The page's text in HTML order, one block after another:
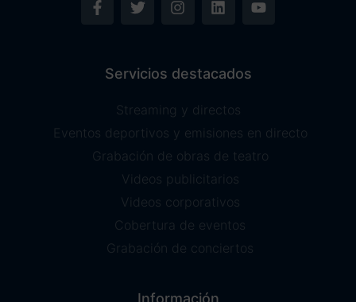
Servicios destacados
Streaming y directos
Eventos deportivos y emisiones en directo
Grabación de obras de teatro
Videos publicitarios
Videos corporativos
Cobertura de eventos
Grabación de conciertos
Información